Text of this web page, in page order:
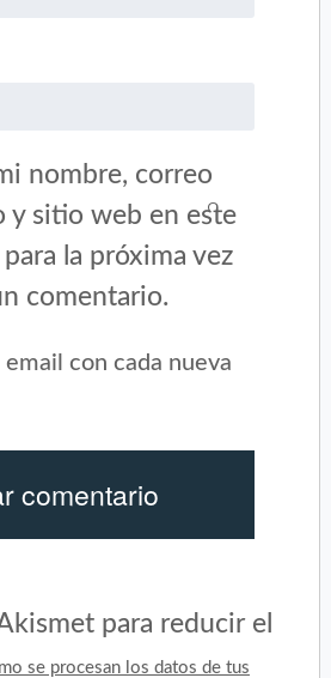
nombre, correo
y sitio web en este
la próxima vez
comentario.
email con cada nueva
para reducir el
se procesan los datos de tus